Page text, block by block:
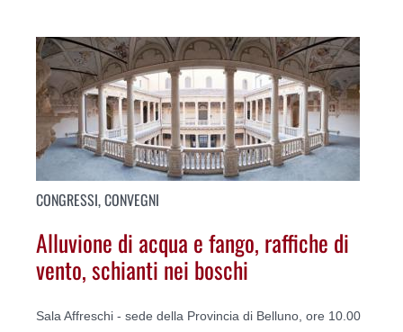
CONGRESSI, CONVEGNI
Alluvione di acqua e fango, raffiche di
vento, schianti nei boschi
Sala Affreschi - sede della Provincia di Belluno, ore 10.00